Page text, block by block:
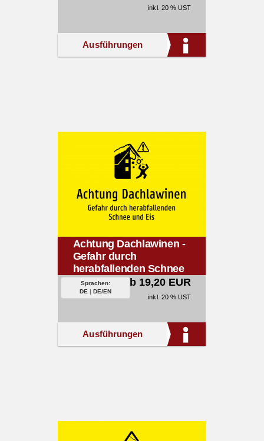
inkl. 20 % UST
Ausführungen
Achtung Dachlawinen -
Gefahr durch
herabfallenden Schnee
und Eis
Sprachen:
DE | DE/EN
ab 19,20 EUR
inkl. 20 % UST
Ausführungen